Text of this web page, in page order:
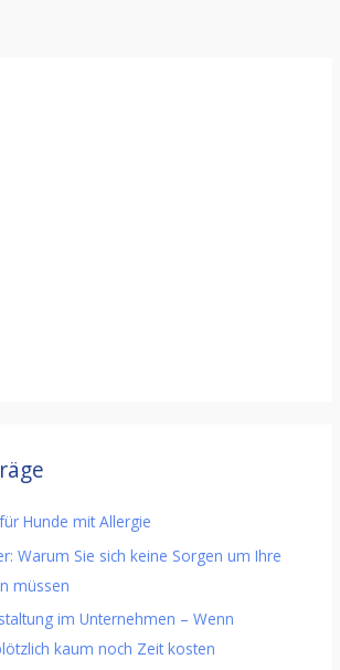
Hunde mit Allergie
Warum Sie sich keine Sorgen um Ihre
müssen
im Unternehmen – Wenn
kaum noch Zeit kosten